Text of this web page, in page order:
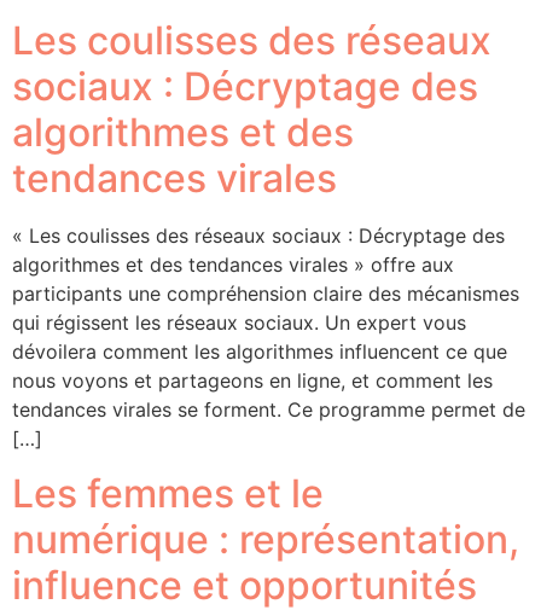
Les coulisses des réseaux
sociaux : Décryptage des
algorithmes et des
tendances virales
« Les coulisses des réseaux sociaux : Décryptage des
algorithmes et des tendances virales » offre aux
participants une compréhension claire des mécanismes
qui régissent les réseaux sociaux. Un expert vous
dévoilera comment les algorithmes influencent ce que
nous voyons et partageons en ligne, et comment les
tendances virales se forment. Ce programme permet de
[…]
Les femmes et le
numérique : représentation,
influence et opportunités